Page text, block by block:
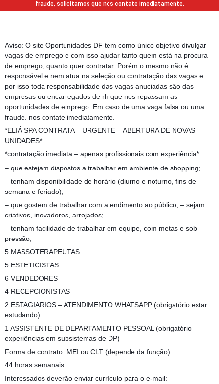
fraude, solicitamos que nos contate imediatamente.
Aviso: O site Oportunidades DF tem como único objetivo divulgar
vagas de emprego e com isso ajudar tanto quem está na procura
de emprego, quanto quer contratar. Porém o mesmo não é
responsável e nem atua na seleção ou contratação das vagas e
por isso toda responsabilidade das vagas anuciadas são das
empresas ou encarregados de rh que nos repassam as
oportunidades de emprego. Em caso de uma vaga falsa ou uma
fraude, nos contate imediatamente.
*ELIÁ SPA CONTRATA – URGENTE – ABERTURA DE NOVAS
UNIDADES*
*contratação imediata – apenas profissionais com experiência*:
– que estejam dispostos a trabalhar em ambiente de shopping;
– tenham disponibilidade de horário (diurno e noturno, fins de
semana e feriado);
– que gostem de trabalhar com atendimento ao público; – sejam
criativos, inovadores, arrojados;
– tenham facilidade de trabalhar em equipe, com metas e sob
pressão;
5 MASSOTERAPEUTAS
5 ESTETICISTAS
6 VENDEDORES
4 RECEPCIONISTAS
2 ESTAGIARIOS – ATENDIMENTO WHATSAPP (obrigatório estar
estudando)
1 ASSISTENTE DE DEPARTAMENTO PESSOAL (obrigatório
experiências em subsistemas de DP)
Forma de contrato: MEI ou CLT (depende da função)
44 horas semanais
Interessados deverão enviar currículo para o e-mail: